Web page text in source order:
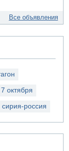
Все объявления
7 октября
сирия-россия